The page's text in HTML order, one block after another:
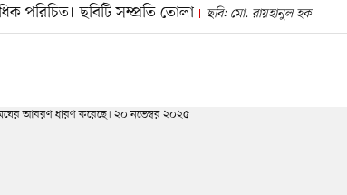
পরিচিত। ছবিটি সম্প্রতি তোলা
ছবি: মো. রায়হানুল হক